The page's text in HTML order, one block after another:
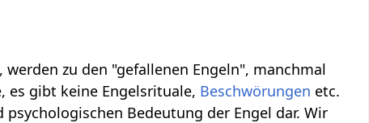
zu den "gefallenen Engeln", manchmal
es gibt keine Engelsrituale, Beschwörungen etc.
Bedeutung der Engel dar. Wir